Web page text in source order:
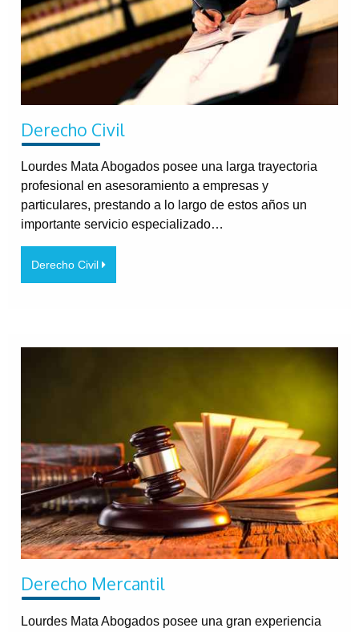
Derecho Civil
Lourdes Mata Abogados posee una larga trayectoria
profesional en asesoramiento a empresas y
particulares, prestando a lo largo de estos años un
importante servicio especializado…
Derecho Civil
Derecho Mercantil
Lourdes Mata Abogados posee una gran experiencia